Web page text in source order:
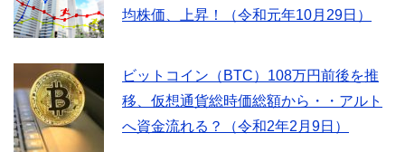
均株価、上昇！（令和元年10月29日）
ビットコイン（BTC）108万円前後を推
移、仮想通貨総時価総額から・・アルト
へ資金流れる？（令和2年2月9日）